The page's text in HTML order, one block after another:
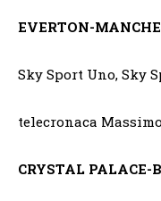
EVERTON-
Sky Sport Uno, Sky
telecronaca
CRYSTAL PALACE-